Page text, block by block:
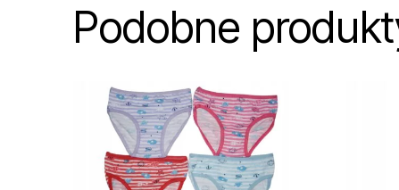
Podobne